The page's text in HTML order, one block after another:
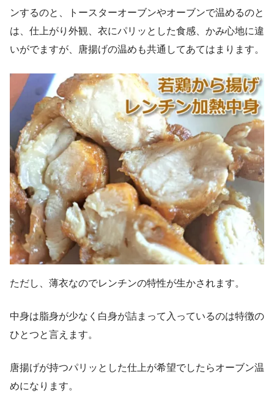
ンするのと、トースターオーブンやオーブンで温めるのと
は、仕上がり外観、衣にパリッとした食感、かみ心地に違
いがでますが、唐揚げの温めも共通してあてはまります。
ただし、薄衣なのでレンチンの特性が生かされます。
中身は脂身が少なく白身が詰まって入っているのは特徴の
ひとつと言えます。
唐揚げが持つパリッとした仕上が希望でしたらオーブン温
めになります。